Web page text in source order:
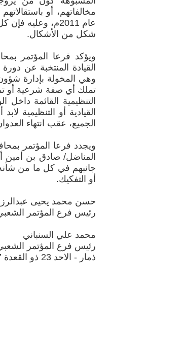
مخالفاتهم، أو
عام 2011م،
شكل من الأشكال.
ويؤكد فرعا المؤتمر
وهي المخولة بإدارة
تملك أي صفة شرعية أو
التنظيمية القائمة
القيادية أو
الجميع، عقب انتهاء
ويجدد فرعا المؤتمر
المناضل/ صادق بن أمين
جانبهم في كل ما من
أو التفكيك.
حسن محمد يحيى
رئيس فرع المؤتمر
محمد علي السنباني
رئيس فرع المؤتمر
ذمار - الاحد 23 ذو القعدة 1447هـ الموافق 10 مايو 2026م